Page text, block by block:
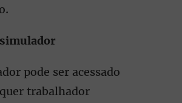
pode ser acessado
trabalhador